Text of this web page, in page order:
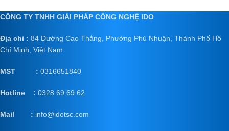
CÔNG TY TNHH GIẢI PHÁP CÔNG NGHỆ IDO
Địa chỉ : 84 Đường Cao Thắng, Phường Phú Nhuận, Thành Phố Hồ
Chí Minh, Việt Nam
MST : 0316651840
Hotline : 0328 69 69 62
Mail : info@idotsc.com